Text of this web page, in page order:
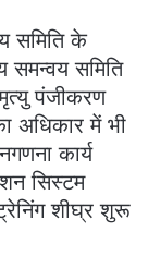
समिति के
समन्वय समिति
पंजीकरण
अधिकार में भी
कार्य
सिस्टम
शीघ्र शुरू